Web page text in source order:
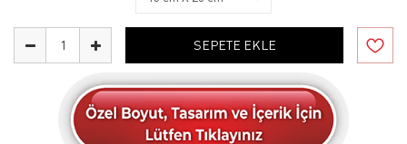
SEPETE EKLE